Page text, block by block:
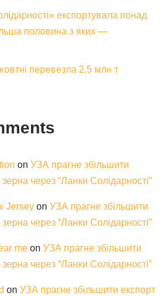
експортувала понад
половина з яких —
перевезла 2,5 млн т
on УЗА прагне збільшити
зерна через “Ланки Солідарності”
Jersey on УЗА прагне збільшити
зерна через “Ланки Солідарності”
me on УЗА прагне збільшити
зерна через “Ланки Солідарності”
on УЗА прагне збільшити експорт